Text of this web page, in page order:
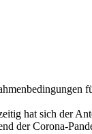
hat sich der
der Corona-